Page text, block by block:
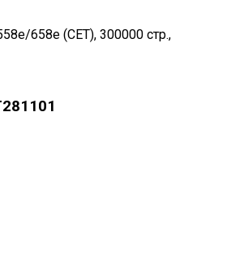
658e (CET), 300000 стр.,